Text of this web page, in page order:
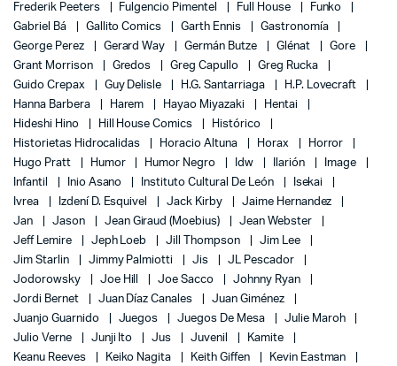
Frederik Peeters
Fulgencio Pimentel Full House
Funko
Gabriel Bá
Gallito Comics Garth Ennis
Gastronomía
George Perez
Gerard Way Germán Butze Glénat
Gore
Grant Morrison
Gredos Greg Capullo
Greg Rucka
Guido Crepax
Guy Delisle H.G. Santarriaga
H.P. Lovecraft
Hanna Barbera
Harem Hayao Miyazaki
Hentai
Hideshi Hino
Hill House Comics
Histórico
Historietas Hidrocalidas
Horacio Altuna Horax
Horror
Hugo Pratt
Humor Humor Negro Idw Ilarión
Image
Infantil
Inio Asano Instituto Cultural De León
Isekai
Ivrea
Izdení D. Esquivel Jack Kirby
Jaime Hernandez
Jan
Jason Jean Giraud (Moebius)
Jean Webster
Jeff Lemire
Jeph Loeb Jill Thompson
Jim Lee
Jim Starlin
Jimmy Palmiotti Jis
JL Pescador
Jodorowsky
Joe Hill Joe Sacco
Johnny Ryan
Jordi Bernet
Juan Díaz Canales
Juan Giménez
Juanjo Guarnido
Juegos Juegos De Mesa
Julie Maroh
Julio Verne
Junji Ito Jus Juvenil
Kamite
Keanu Reeves
Keiko Nagita Keith Giffen
Kevin Eastman